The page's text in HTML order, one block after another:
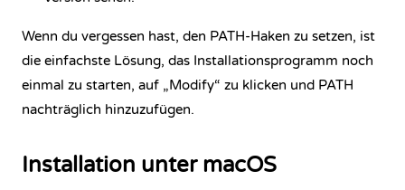
Wenn du vergessen hast, den PATH-Haken zu setzen, ist
die einfachste Lösung, das Installationsprogramm noch
einmal zu starten, auf „Modify“ zu klicken und PATH
nachträglich hinzuzufügen.
Installation unter macOS